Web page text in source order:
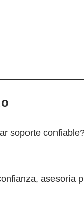
soporte
asesoría